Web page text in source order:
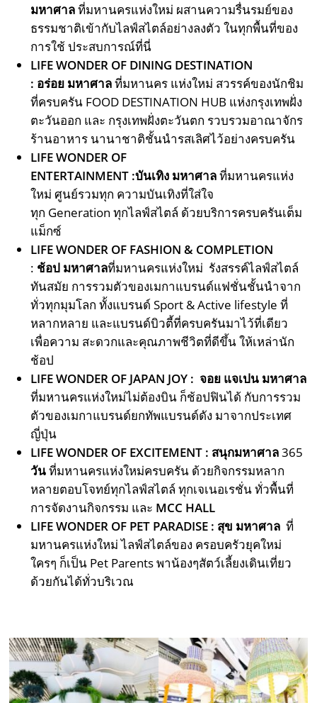
มหาศาลที่มหานครแห่งใหม่ ผสานความรื่นรมย์ของ
ธรรมชาติเข้ากับไลฟ์สไตล์อย่างลงตัว ในทุกพื้นที่ของ
การใช้ ประสบการณ์ที่นี่
LIFE WONDER OF DINING DESTINATION
: อร่อย มหาศาลที่มหานคร แห่งใหม่ สวรรค์ของนักชิม
ที่ครบครัน FOOD DESTINATION HUB แห่งกรุงเทพฝั่ง
ตะวันออก และ กรุงเทพฝั่งตะวันตก รวบรวมอาณาจักร
ร้านอาหาร นานาชาติชั้นนำรสเลิศไว้อย่างครบครัน ​
LIFE WONDER OF
ENTERTAINMENT :บันเทิง มหาศาลที่มหานครแห่ง
ใหม่ ศูนย์รวมทุก ความบันเทิงที่ใส่ใจ
ทุก Generation ทุกไลฟ์สไตล์ ด้วยบริการครบครันเต็ม
แม็กซ์
LIFE WONDER OF FASHION & COMPLETION
: ช้อป มหาศาลที่มหานครแห่งใหม่ ​ รังสรรค์ไลฟ์สไตล์
ทันสมัย การรวมตัวของเมกาแบรนด์แฟชั่นชั้นนำจาก
ทั่วทุกมุมโลก ทั้งแบรนด์ Sport & Active lifestyle ที่
หลากหลาย และแบรนด์บิวตี้ที่ครบครันมาไว้ที่เดียว
เพื่อความ สะดวกและคุณภาพชีวิตที่ดีขึ้น ให้เหล่านัก
ช้อป ​
LIFE WONDER OF JAPAN JOY : จอย แจเปน มหาศาล
ที่มหานครแห่งใหม่​ไม่ต้องบิน ก็ช้อปฟินได้ กับการรวม
ตัวของเมกาแบรนด์ยกทัพแบรนด์ดัง มาจากประเทศ
ญี่ปุ่น ​
LIFE WONDER OF EXCITEMENT : สนุกมหาศาล365
วันที่มหานครแห่งใหม่ครบครัน ด้วยกิจกรรมหลาก
หลายตอบโจทย์ทุกไลฟ์สไตล์ ทุกเจเนอเรชั่น ทั่วพื้นที่
การจัดงานกิจกรรม และ MCC HALL
LIFE WONDER OF PET PARADISE : สุข มหาศาล ที่
มหานครแห่งใหม่ ไลฟ์สไตล์ของ ครอบครัวยุคใหม่
ใครๆ ก็เป็น Pet Parents พาน้องๆสัตว์เลี้ยงเดินเที่ยว
ด้วยกันได้ทั่วบริเวณ​